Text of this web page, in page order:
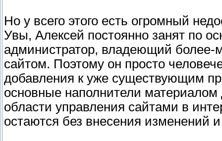
Но у всего этого есть огромный
Увы, Алексей постоянно занят по
администратор, владеющий
сайтом. Поэтому он просто
добавления к уже существующим
основные наполнители
области управления сайтами в
остаются без внесения изменений